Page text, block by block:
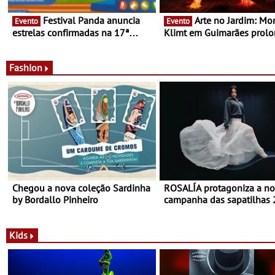
Evento
estrelas confirmadas na 17ª
Evento
Klimt em Guimarães
Fashion
Chegou a nova coleção Sardinha
by Bordallo Pinheiro
ROSALÍA protagoniza a
campanha das sapatilhas
Kids